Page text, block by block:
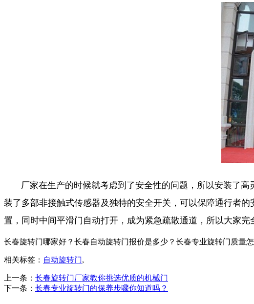
厂家在生产的时候就考虑到了安全性的问题，所以安装了高
装了多部非接触式传感器及独特的安全开关，可以保障通行者
置，同时中间平滑门自动打开，成为紧急疏散通道，所以大家完
长春旋转门哪家好？长春自动旋转门报价是多少？长春专业旋转门质量
相关标签： 自动旋转门,
上一条： 长春旋转门厂家教你挑选优质的机械门
下一条： 长春专业旋转门的保养步骤你知道吗？